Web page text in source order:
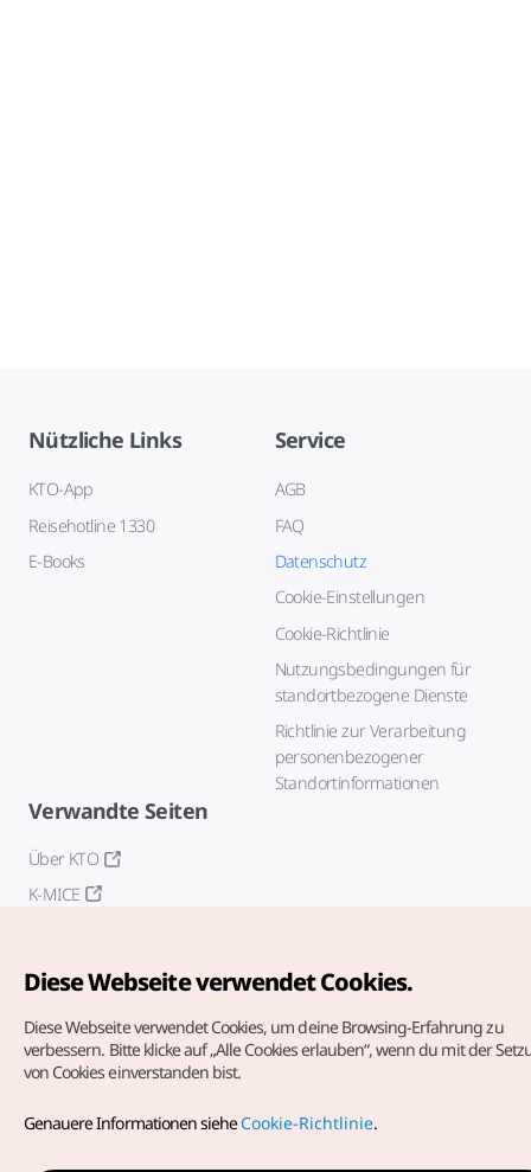
Nützliche Links
KTO-App
Reisehotline 1330
E-Books
Service
AGB
FAQ
Datenschutz
Cookie-Einstellungen
Cookie-Richtlinie
Nutzungsbedingungen für
standortbezogene Dienste
Richtlinie zur Verarbeitung
personenbezogener
Standortinformationen
Verwandte Seiten
Über KTO
K-MICE
vorbehalten.
dieoffizielle E-Mail-Adresse
Diese Webseite verwendet Cookies.
Diese Webseite verwendet Cookies, um deine Browsing-Erfahrung zu
verbessern. Bitte klicke auf „Alle Cookies erlauben“, wenn du mit der
von Cookies einverstanden bist.
Genauere Informationen sieheCookie-Richtlinie.